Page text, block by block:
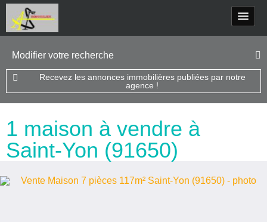
Modifier votre recherche
Recevez les annonces immobilières publiées par notre
agence !
1 maison à vendre à
Saint-Yon (91650)